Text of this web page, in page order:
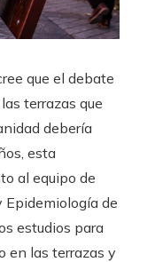
que el debate
terrazas que
debería
esta
al equipo de
Epidemiología de
estudios para
en las terrazas y